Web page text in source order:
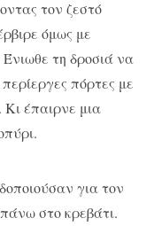
τον ζεστό
όμως με
Ένιωθε τη δροσιά να
πόρτες με
Κι έπαιρνε μια
για τον
στο κρεβάτι.